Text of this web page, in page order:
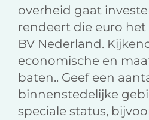
overheid gaat
rendeert die euro
BV Nederland.
economische en
baten.. Geef een
binnenstedelijke
speciale status,